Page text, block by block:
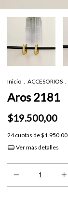
Inicio . ACCESORIOS .
Aros 2181
$19.500,00
24 cuotas de$1.950,00
Ver más detalles